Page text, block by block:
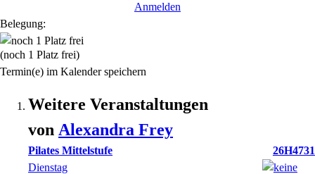
Anmelden
Belegung:
(noch 1 Platz frei)
Termin(e) im Kalender speichern
Weitere Veranstaltungen
von Alexandra Frey
Pilates Mittelstufe
26H4731
Dienstag